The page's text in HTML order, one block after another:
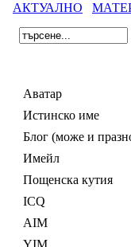
АКТУАЛНО
Аватар
Истинско име
Блог (може и
Имейл
Пощенска кутия
ICQ
AIM
YIM